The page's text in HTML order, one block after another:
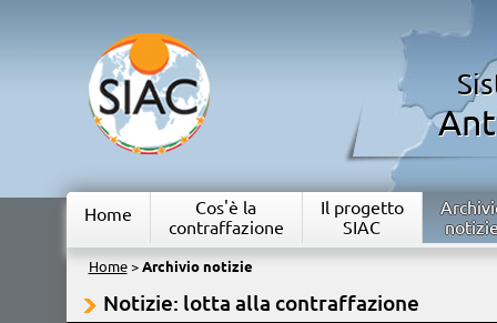
Home
Cos'è la
contraffazione
Il progetto
SIAC
Home> Archivio notizie
Notizie: lotta alla contraffazione